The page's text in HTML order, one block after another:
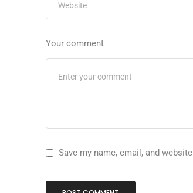
Your comment
Save my name, email, and